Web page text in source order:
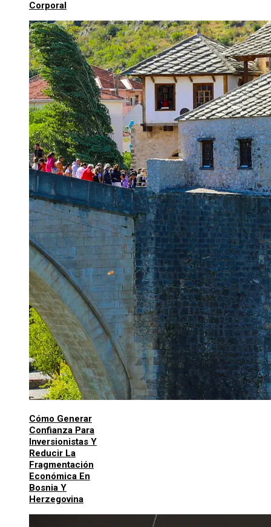
Corporal
Cómo Generar
Confianza Para
Inversionistas Y
Reducir La
Fragmentación
Económica En
Bosnia Y
Herzegovina